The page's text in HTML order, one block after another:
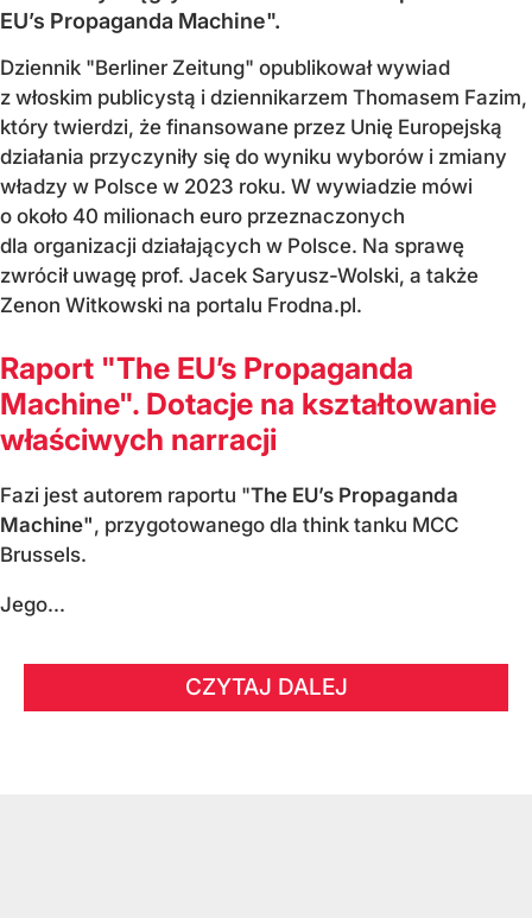
EU’s Propaganda Machine".
Dziennik "Berliner Zeitung" opublikował wywiad
z włoskim publicystą i dziennikarzem Thomasem Fazim,
który twierdzi, że finansowane przez Unię Europejską
działania przyczyniły się do wyniku wyborów i zmiany
władzy w Polsce w 2023 roku. W wywiadzie mówi
o około 40 milionach euro przeznaczonych
dla organizacji działających w Polsce. Na sprawę
zwrócił uwagę prof. Jacek Saryusz-Wolski, a także
Zenon Witkowski na portalu Frodna.pl.
Raport "The EU’s Propaganda
Machine". Dotacje na kształtowanie
właściwych narracji
Fazi jest autorem raportu "The EU’s Propaganda
Machine", przygotowanego dla think tanku MCC
Brussels.
Jego...
CZYTAJ DALEJ